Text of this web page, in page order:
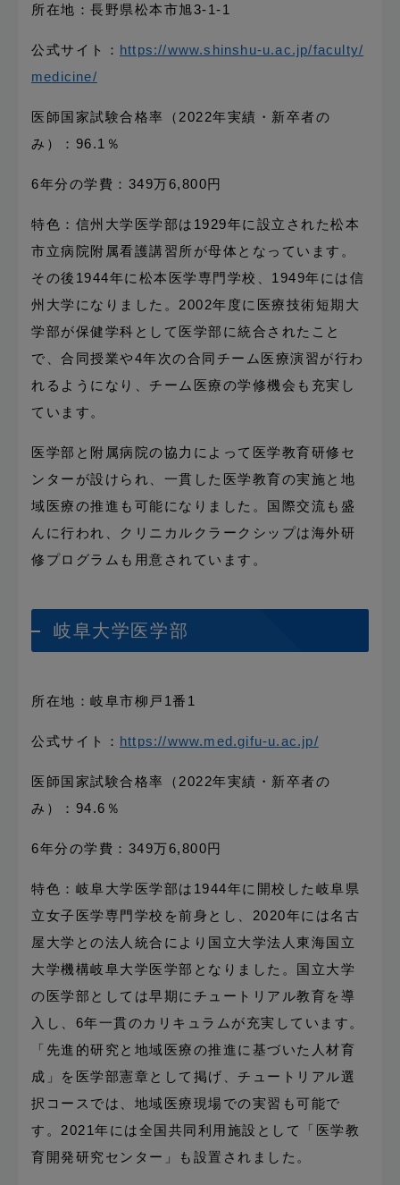
所在地：長野県松本市旭3-1-1
公式サイト： https://www.shinshu-u.ac.jp/faculty/
medicine/
医師国家試験合格率（2022年実績・新卒者の
み）：96.1％
6年分の学費：349万6,800円
特色：信州大学医学部は1929年に設立された松本
市立病院附属看護講習所が母体となっています。
その後1944年に松本医学専門学校、1949年には信
州大学になりました。2002年度に医療技術短期大
学部が保健学科として医学部に統合されたこと
で、合同授業や4年次の合同チーム医療演習が行わ
れるようになり、チーム医療の学修機会も充実し
ています。
医学部と附属病院の協力によって医学教育研修セ
ンターが設けられ、一貫した医学教育の実施と地
域医療の推進も可能になりました。国際交流も盛
んに行われ、クリニカルクラークシップは海外研
修プログラムも用意されています。
岐阜大学医学部
所在地：岐阜市柳戸1番1
公式サイト： https://www.med.gifu-u.ac.jp/
医師国家試験合格率（2022年実績・新卒者の
み）：94.6％
6年分の学費：349万6,800円
特色：岐阜大学医学部は1944年に開校した岐阜県
立女子医学専門学校を前身とし、2020年には名古
屋大学との法人統合により国立大学法人東海国立
大学機構岐阜大学医学部となりました。国立大学
の医学部としては早期にチュートリアル教育を導
入し、6年一貫のカリキュラムが充実しています。
「先進的研究と地域医療の推進に基づいた人材育
成」を医学部憲章として掲げ、チュートリアル選
択コースでは、地域医療現場での実習も可能で
す。2021年には全国共同利用施設として「医学教
育開発研究センター」も設置されました。